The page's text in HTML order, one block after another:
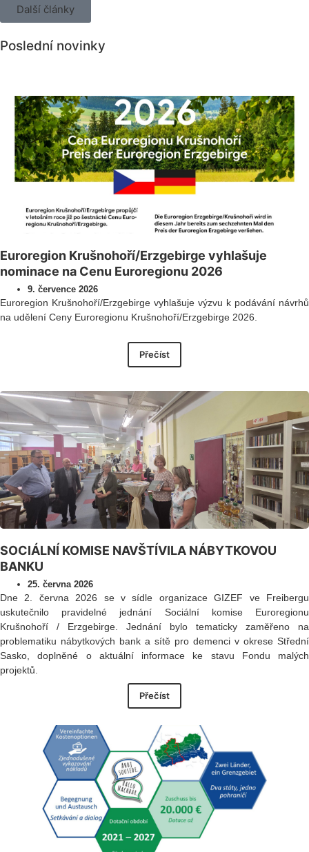
Další články
Poslední novinky
Euroregion Krušnohoří/Erzgebirge vyhlašuje
nominace na Cenu Euroregionu 2026
9. července 2026
Euroregion Krušnohoří/Erzgebirge vyhlašuje výzvu k podávání návrhů
na udělení Ceny Euroregionu Krušnohoří/Erzgebirge 2026.
Přečíst
SOCIÁLNÍ KOMISE NAVŠTÍVILA NÁBYTKOVOU
BANKU
25. června 2026
Dne 2. června 2026 se v sídle organizace GIZEF ve Freibergu
uskutečnilo pravidelné jednání Sociální komise Euroregionu
Krušnohoří / Erzgebirge. Jednání bylo tematicky zaměřeno na
problematiku nábytkových bank a sítě pro demenci v okrese Střední
Sasko, doplněné o aktuální informace ke stavu Fondu malých
projektů.
Přečíst